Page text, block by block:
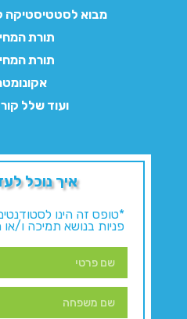
מבוא לסטטיסטיקה
תורת
תורת
ועוד שלל
איך נוכל
*טופס זה הינו
פניות בנושא תמיכה ו/או